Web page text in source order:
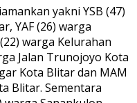
yakni YSB (47)
YAF (26) warga
warga Kelurahan
Jalan Trunojoyo Kota
Kota Blitar dan MAM
Blitar. Sementara